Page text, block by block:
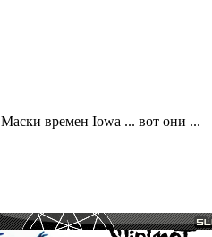
Маски времен Iowa ... вот они ...